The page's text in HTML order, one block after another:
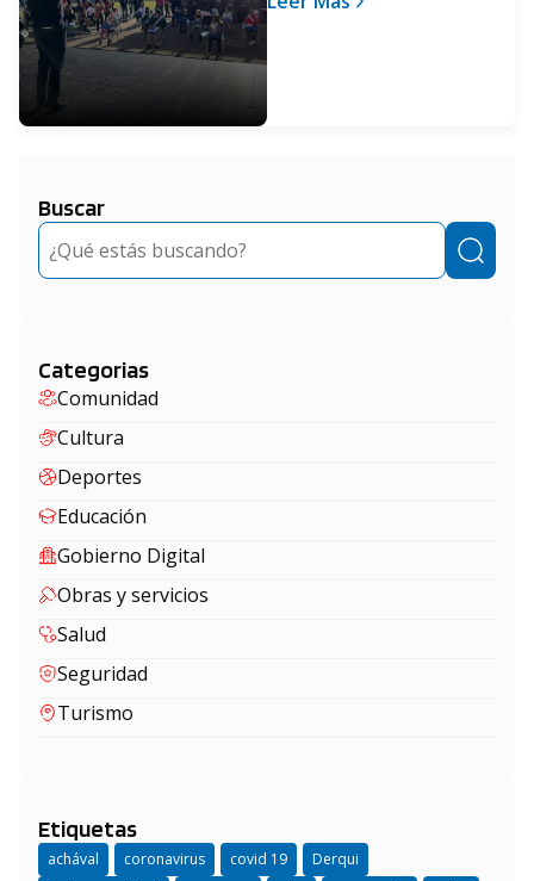
Buscar
Buscar
Categorias
Comunidad
Cultura
Deportes
Educación
Gobierno Digital
Obras y servicios
Salud
Seguridad
Turismo
Etiquetas
achával coronavirus covid 19
Derqui